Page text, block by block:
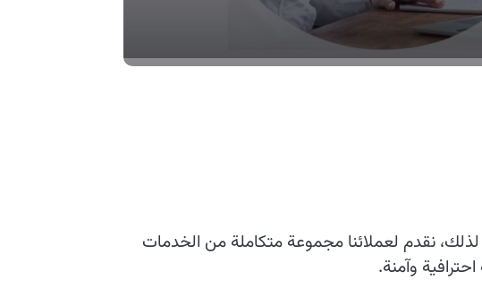
نقدم لعملائنا مجموعة متكاملة من الخدمات
وآمنة.